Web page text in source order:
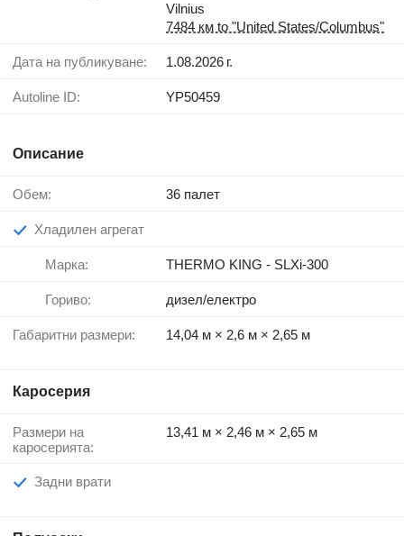
Vilnius
7484 км to "United States/Columbus"
Дата на публикуване: 1.08.2026 г.
Autoline ID: YP50459
Описание
Обем: 36 палет
Хладилен агрегат
Марка: THERMO KING - SLXi-300
Гориво: дизел/електро
Габаритни размери: 14,04 м × 2,6 м × 2,65 м
Каросерия
Размери на
каросерията:
13,41 м × 2,46 м × 2,65 м
Задни врати